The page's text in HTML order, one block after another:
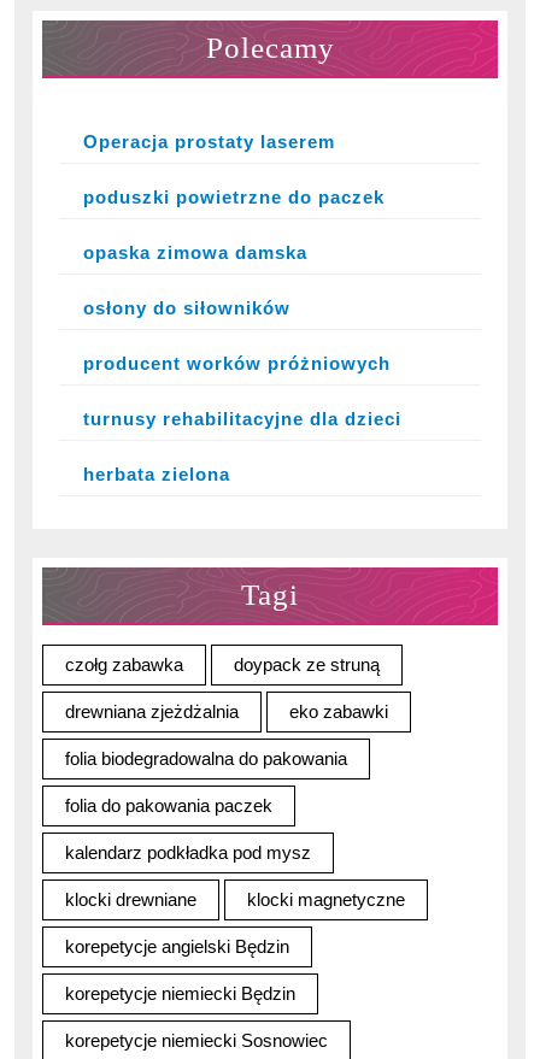
Polecamy
Operacja prostaty laserem
poduszki powietrzne do paczek
opaska zimowa damska
osłony do siłowników
producent worków próżniowych
turnusy rehabilitacyjne dla dzieci
herbata zielona
Tagi
czołg zabawka doypack ze struną
drewniana zjeżdżalnia eko zabawki
folia biodegradowalna do pakowania
folia do pakowania paczek
kalendarz podkładka pod mysz
klocki drewniane klocki magnetyczne
korepetycje angielski Będzin
korepetycje niemiecki Będzin
korepetycje niemiecki Sosnowiec